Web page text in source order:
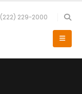
(222) 229-2000